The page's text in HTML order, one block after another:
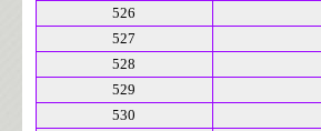
526
527
528
529
530